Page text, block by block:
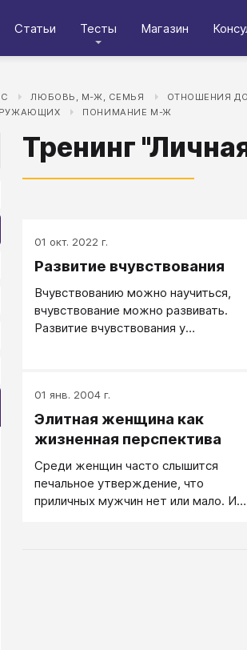
Статьи Тесты Магазин
ЛЮБОВЬ, М-Ж, СЕМЬЯ ОТНОШЕНИЯ
ПОНИМАНИЕ М-Ж
Тренинг
01 окт. 2022 г.
Развитие вчувствования
Вчувствованию можно научиться,
вчувствование можно развивать.
Развитие вчувствования у
внимание, нравятся и когда есть
желание и привычка их копировать:
копировать выражение их лица,
делать такие же глаза, повторять
движения корпуса и рук.
01 янв. 2004 г.
Элитная женщина как
жизненная перспектива
Среди женщин часто слышится
печальное утверждение, что
приличных мужчин нет или мало. И